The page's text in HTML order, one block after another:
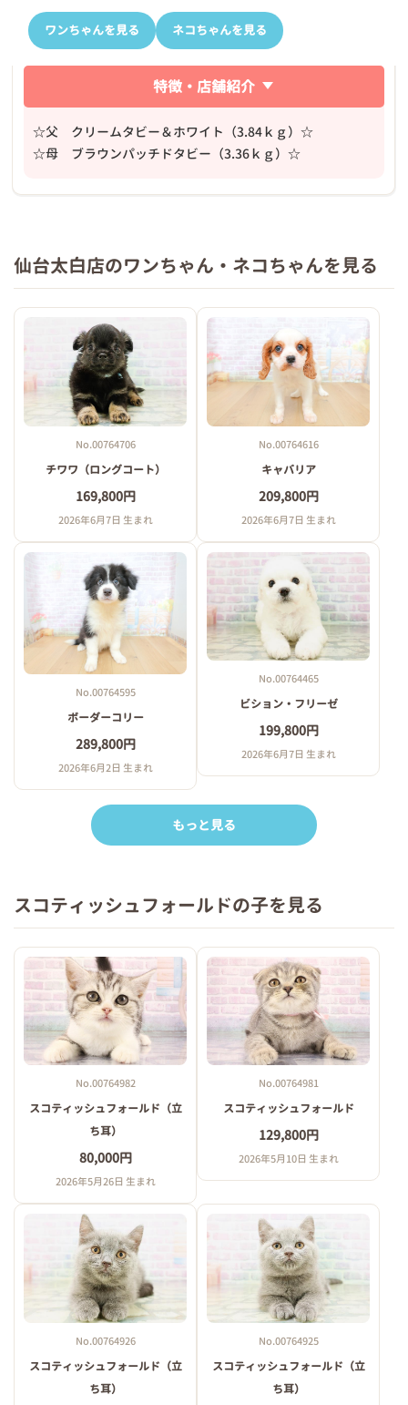
ワンちゃんを見る ネコちゃんを見る
特徴・店舗紹介
☆父 クリームタビー＆ホワイト（3.84ｋｇ）☆
☆母 ブラウンパッチドタビー（3.36ｋｇ）☆
仙台太白店のワンちゃん・ネコちゃんを見る
No.00764706
チワワ（ロングコート）
169,800円
2026年6月7日 生まれ
No.00764616
キャバリア
209,800円
2026年6月7日 生まれ
No.00764595
ボーダーコリー
289,800円
2026年6月2日 生まれ
No.00764465
ビション・フリーゼ
199,800円
2026年6月7日 生まれ
もっと見る
スコティッシュフォールドの子を見る
No.00764982
スコティッシュフォールド（立
ち耳）
80,000円
2026年5月26日 生まれ
No.00764981
スコティッシュフォールド
129,800円
2026年5月10日 生まれ
No.00764926
スコティッシュフォールド（立
ち耳）
No.00764925
スコティッシュフォールド（立
ち耳）